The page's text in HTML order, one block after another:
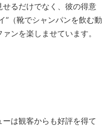
るだけでなく、彼の得意
”（靴でシャンパンを飲む動
ンを楽しませています。
は観客からも好評を得て